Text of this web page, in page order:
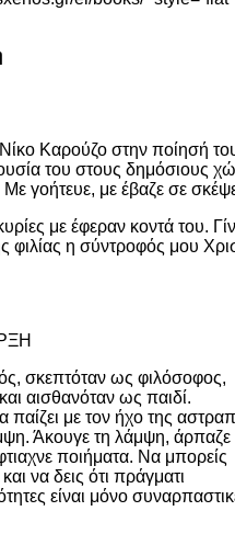
Καρούζο στην ποίησή
του στους δημόσιους
γοήτευε, με έβαζε σε
με έφεραν κοντά του.
φιλίας η σύντροφός μου
σκεπτόταν ως φιλόσοφος,
αισθανόταν ως παιδί.
παίζει με τον ήχο της
Άκουγε τη λάμψη, άρπαζε
ποιήματα. Να μπορείς
να δεις ότι πράγματι
είναι μόνο